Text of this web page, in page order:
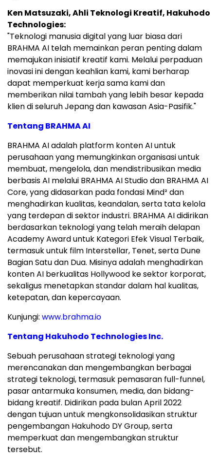
Ken Matsuzaki, Ahli Teknologi Kreatif, Hakuhodo
Technologies:
"Teknologi manusia digital yang luar biasa dari
BRAHMA AI telah memainkan peran penting dalam
memajukan inisiatif kreatif kami. Melalui perpaduan
inovasi ini dengan keahlian kami, kami berharap
dapat memperkuat kerja sama kami dan
memberikan nilai tambah yang lebih besar kepada
klien di seluruh Jepang dan kawasan Asia-Pasifik."
Tentang BRAHMA AI
BRAHMA AI adalah platform konten AI untuk
perusahaan yang memungkinkan organisasi untuk
membuat, mengelola, dan mendistribusikan media
berbasis AI melalui BRAHMA AI Studio dan BRAHMA AI
Core, yang didasarkan pada fondasi Mind² dan
menghadirkan kualitas, keandalan, serta tata kelola
yang terdepan di sektor industri. BRAHMA AI didirikan
berdasarkan teknologi yang telah meraih delapan
Academy Award untuk Kategori Efek Visual Terbaik,
termasuk untuk film Interstellar, Tenet, serta Dune
Bagian Satu dan Dua. Misinya adalah menghadirkan
konten AI berkualitas Hollywood ke sektor korporat,
sekaligus menetapkan standar dalam hal kualitas,
ketepatan, dan kepercayaan.
Kunjungi: www.brahma.io
Tentang Hakuhodo Technologies Inc.
Sebuah perusahaan strategi teknologi yang
merencanakan dan mengembangkan berbagai
strategi teknologi, termasuk pemasaran full-funnel,
pasar antarmuka konsumen, media, dan bidang-
bidang kreatif. Didirikan pada bulan April 2022
dengan tujuan untuk mengkonsolidasikan struktur
pengembangan Hakuhodo DY Group, serta
memperkuat dan mengembangkan struktur
tersebut.